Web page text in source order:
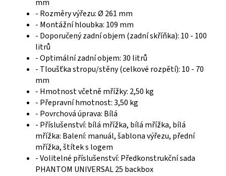
mm
- Rozměry výřezu: Ø 261 mm
- Montážní hloubka: 109 mm
- Doporučený zadní objem (zadní skříňka): 10 - 100
litrů
- Optimální zadní objem: 30 litrů
- Tloušťka stropu/stěny (celkové rozpětí): 10 - 70
mm
- Hmotnost včetně mřížky: 2,50 kg
- Přepravní hmotnost: 3,50 kg
- Povrchová úprava: Bílá
- Příslušenství: bílá mřížka, bílá mřížka, bílá
mřížka: Balení: manuál, šablona výřezu, přední
mřížka, štítek s logem
- Volitelné příslušenství: Předkonstrukční sada
PHANTOM UNIVERSAL 25 backbox